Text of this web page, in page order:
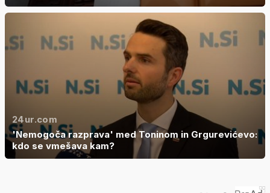
24ur.com
'Nemogoča razprava' med Toninom in Grgurevićevo:
kdo se vmešava kam?